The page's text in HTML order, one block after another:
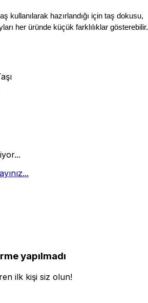
kullanılarak hazırlandığı için taş dokusu,
her üründe küçük farklılıklar gösterebilir.
yapılmadı
ilk kişi siz olun!